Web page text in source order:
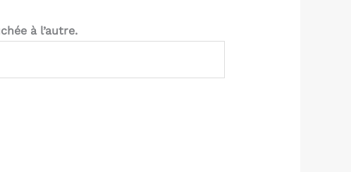
à l’autre.